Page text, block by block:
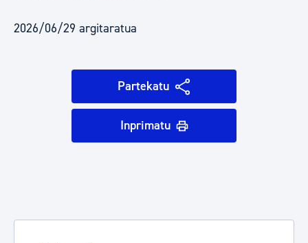
2026/06/29 argitaratua
Partekatu
Inprimatu